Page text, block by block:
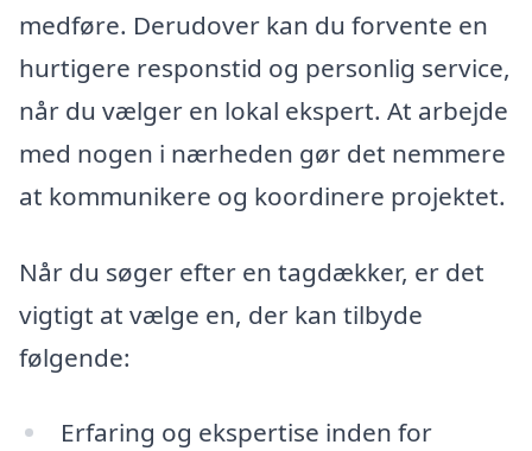
medføre. Derudover kan du forvente en
hurtigere responstid og personlig service,
når du vælger en lokal ekspert. At arbejde
med nogen i nærheden gør det nemmere
at kommunikere og koordinere projektet.
Når du søger efter en tagdækker, er det
vigtigt at vælge en, der kan tilbyde
følgende:
Erfaring og ekspertise inden for